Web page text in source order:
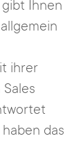
Ihnen
ihrer
das